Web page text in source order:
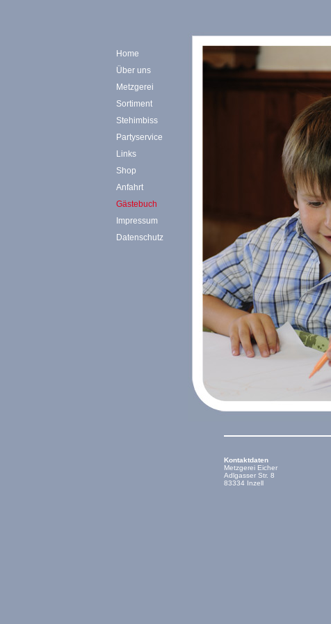
Home
Über uns
Metzgerei
Sortiment
Stehimbiss
Partyservice
Links
Shop
Anfahrt
Gästebuch
Impressum
Datenschutz
Kontaktdaten
Metzgerei Eicher
Adlgasser Str. 8
83334 Inzell